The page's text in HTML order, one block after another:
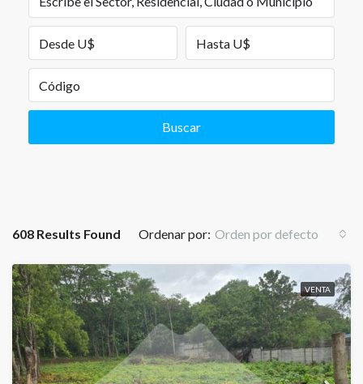
Buscar
608 Results Found Ordenar por: Orden por defecto
VENTA